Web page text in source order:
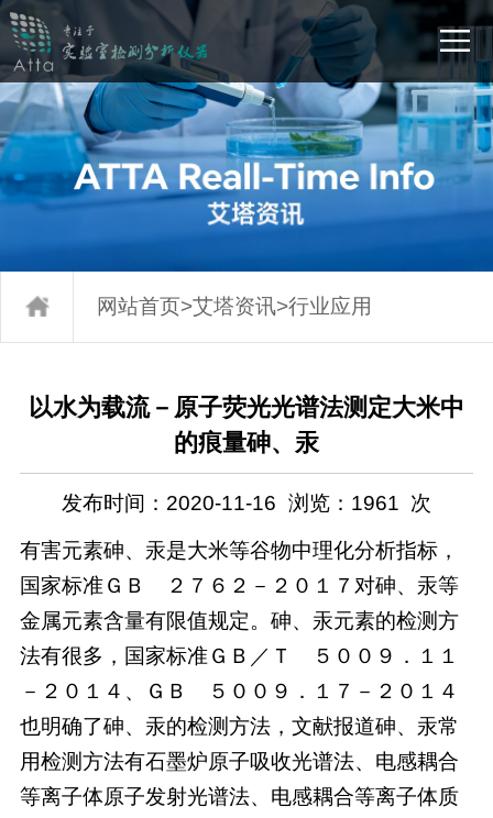
网站首页>艾塔资讯>行业应用
以水为载流－原子荧光光谱法测定大米中
的痕量砷、汞
发布时间：2020-11-16 浏览： 1961 次
有害元素砷、汞是大米等谷物中理化分析指标，
国家标准ＧＢ ２７６２－２０１７对砷、汞等
金属元素含量有限值规定。砷、汞元素的检测方
法有很多，国家标准ＧＢ／Ｔ ５００９．１１
－２０１４、ＧＢ ５００９．１７－２０１４
也明确了砷、汞的检测方法，文献报道砷、汞常
用检测方法有石墨炉原子吸收光谱法、电感耦合
等离子体原子发射光谱法、电感耦合等离子体质